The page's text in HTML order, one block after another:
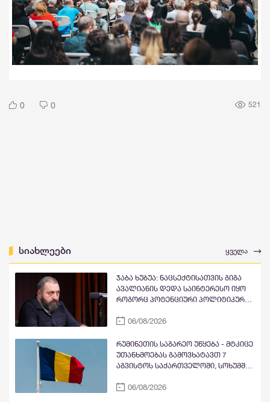
0 0 521
სიახლეები ყველა
ჯაბა ხუბუა: ნაცსექტისათვის გიგა
ავალიანის დედა საინტერესო იყო
როგორც პოტენციური პოლიტიკური
შეიძლებოდა, თავიანთი
მაგრამ რაკი ეკა კუპატაძემ თავისი
ტრაგედია პოლიტიკური
სპეკულაციის საგნად არ აქცია და
დაუფასა გამოძიების შედეგები,
06/08/2026
რუმინეთის საგარეო უწყება - მტკიცე
უთანხმოებას გამოვხატავთ 7
აგვისტოს საქართველოში, სოხუმში
გამოსვლასთან დაკავშირებით -
06/08/2026